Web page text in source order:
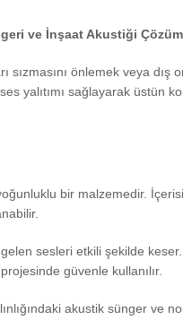
ve İnşaat Akustiği
sızmasını önlemek veya
yalıtımı sağlayarak üstün
bir malzemedir.
gelen sesleri etkili şekilde
güvenle kullanılır.
akustik sünger ve